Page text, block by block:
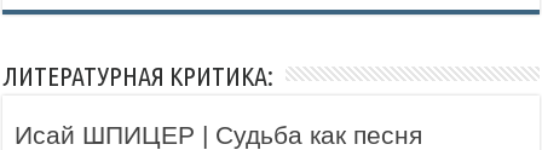
ЛИТЕРАТУРНАЯ КРИТИКА:
Исай ШПИЦЕР | Судьба как песня